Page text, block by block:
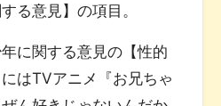
る意見】の項目。
に関する意見の【性的
はTVアニメ『お兄ちゃ